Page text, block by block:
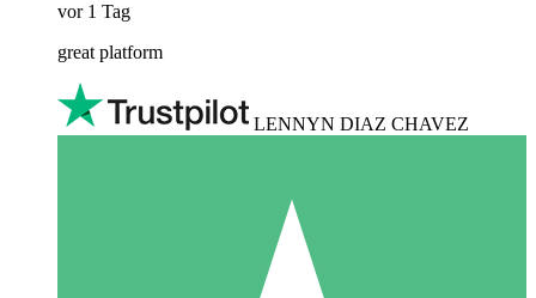
vor 1 Tag
great platform
LENNYN DIAZ CHAVEZ